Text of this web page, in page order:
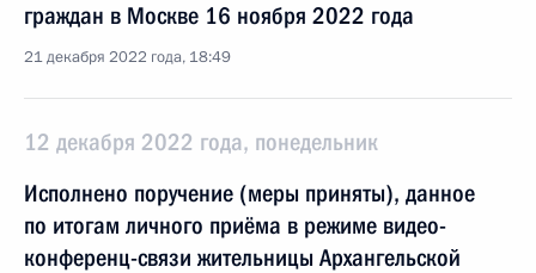
граждан в Москве 16 ноября 2022 года
21 декабря 2022 года, 18:49
12 декабря 2022 года, понедельник
Исполнено поручение (меры приняты), данное
по итогам личного приёма в режиме видео-
конференц-связи жительницы Архангельской